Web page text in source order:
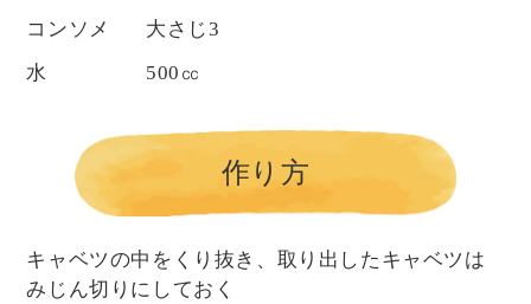
コンソメ
大さじ3
水
500㏄
作り方
キャベツの中をくり抜き、取り出したキャベツは
みじん切りにしておく